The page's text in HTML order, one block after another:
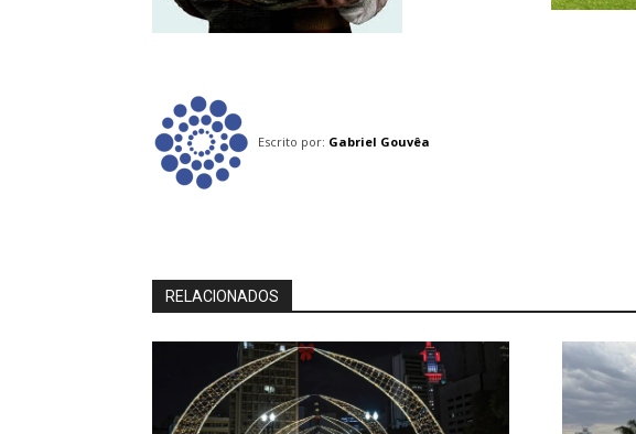
Escrito por: Gabriel Gouvêa
RELACIONADOS